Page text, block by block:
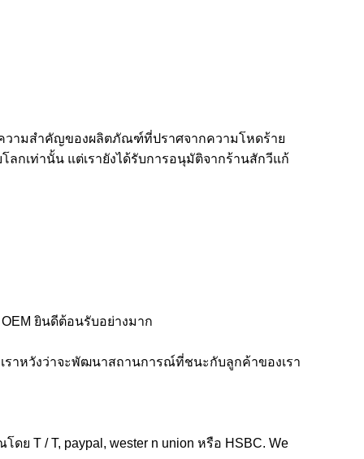
ความสำคัญของผลิตภัณฑ์ที่ปราศจากความโหดร้าย
ลกเท่านั้น แต่เรายังได้รับการอนุมัติจากร้านสักวีแก้
ยินดีต้อนรับอย่างมาก
เราหวังว่าจะพัฒนาสถานการณ์ที่ชนะกับลูกค้าของเรา
ย T / T, paypal, wester n union หรือ HSBC. We